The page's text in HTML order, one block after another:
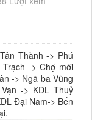
Thành -> Phú
-> Chợ mới
-> Ngã ba Vũng
-> KDL Thuỷ
Đại Nam-> Bến